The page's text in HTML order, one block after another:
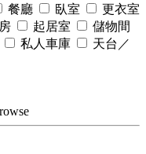
餐廳 臥室
更衣室
起居室
儲物間
私人車庫
天台／